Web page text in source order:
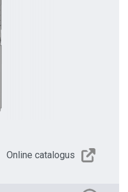
Online catalogus